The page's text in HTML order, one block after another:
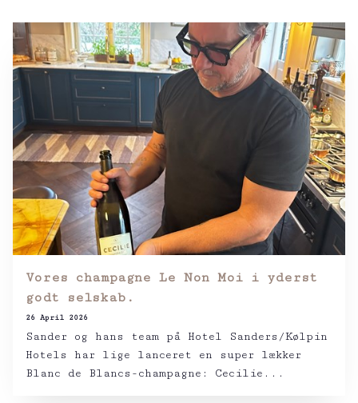
Vores champagne Le Non Moi i yderst
godt selskab.
26 April 2026
Sander og hans team på Hotel Sanders/Kølpin
Hotels har lige lanceret en super lækker
Blanc de Blancs-champagne: Cecilie...